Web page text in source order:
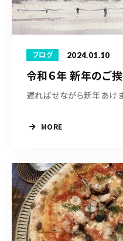
ブログ 2024.01.10
令和６年 新年のご
遅ればせながら新年あけ
MORE